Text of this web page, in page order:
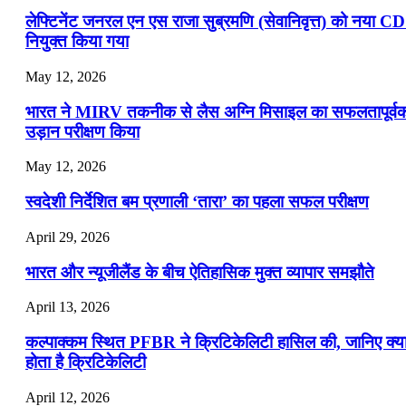
लेफ्टिनेंट जनरल एन एस राजा सुब्रमणि (सेवानिवृत्त) को नया
नियुक्त किया गया
May 12, 2026
भारत ने MIRV तकनीक से लैस अग्नि मिसाइल का
उड़ान परीक्षण किया
May 12, 2026
स्वदेशी निर्देशित बम प्रणाली ‘तारा’ का पहला सफल परीक्षण
April 29, 2026
भारत और न्यूजीलैंड के बीच ऐतिहासिक मुक्त व्यापार समझौते
April 13, 2026
कल्पाक्कम स्थित PFBR ने क्रिटिकेलिटी हासिल की, जानिए
होता है क्रिटिकेलिटी
April 12, 2026